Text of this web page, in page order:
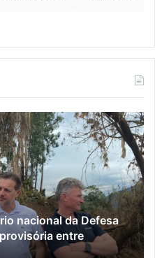
nacional da Defesa
entre
a